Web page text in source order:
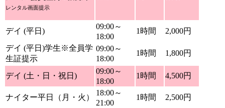
レンタル画面提示
デイ (平日)
09:00～
18:00
1時間
2,000円
デイ (平日)学生※全員学
生証提示
09:00～
18:00
1時間 1,800円
デイ (土・日・祝日)
09:00～
18:00
1時間 4,500円
ナイター平日（月・火）
18:00～
21:00
1時間
2,500円